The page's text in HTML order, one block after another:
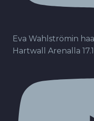
Eva Wahlströmin
Hartwall Arenalla